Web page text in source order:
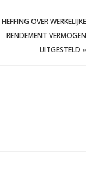
HEFFING OVER WERKELIJKE
RENDEMENT VERMOGEN
UITGESTELD »